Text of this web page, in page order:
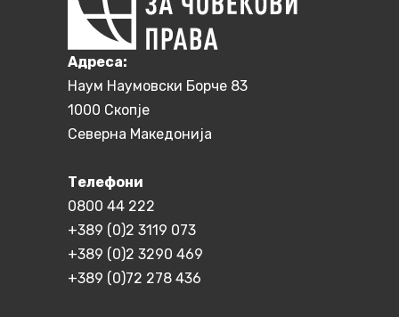
Aдреса:
Наум Наумовски Борче 83
1000 Скопје
Северна Македонија
Телефони
0800 44 222
+389 (0)2 3119 073
+389 (0)2 3290 469
+389 (0)72 278 436